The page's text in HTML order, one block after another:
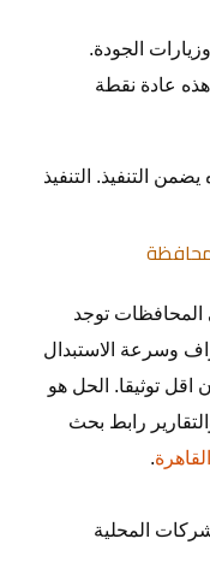
الجودة.
هذه عادة نقطة
التنفيذ. التنفيذ
المحافظات توجد
وسرعة الاستبدال
اقل توثيقا. الحل هو
رابط بحث
.
المحلية